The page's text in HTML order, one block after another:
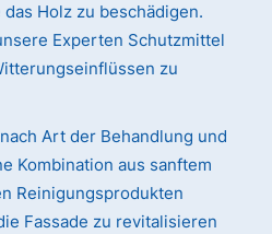
Holz zu beschädigen.
Experten Schutzmittel
zu
Art der Behandlung und
Kombination aus sanftem
Reinigungsprodukten
Fassade zu revitalisieren